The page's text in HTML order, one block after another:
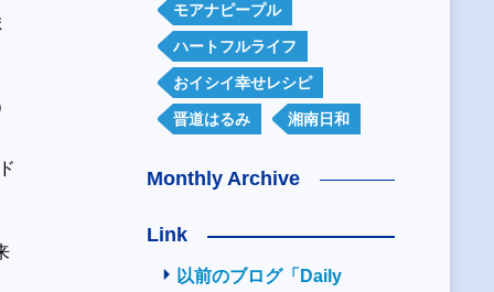
モアナピープル
ハートフルライフ
おイシイ幸せレシピ
晋道はるみ 湘南日和
Monthly Archive
Link
以前のブログ「Daily